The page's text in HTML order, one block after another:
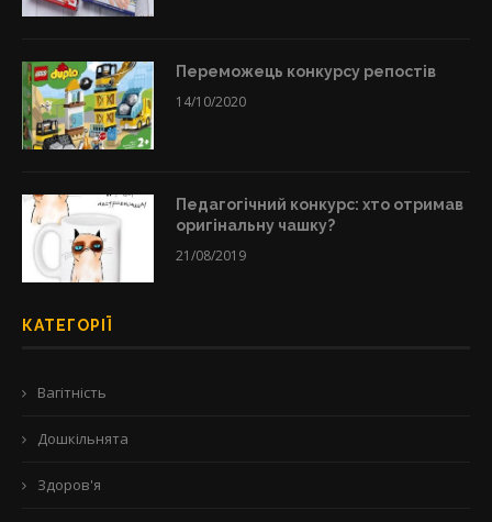
Переможець конкурсу репостів
14/10/2020
Педагогічний конкурс: хто отримав
оригінальну чашку?
21/08/2019
КАТЕГОРІЇ
Вагітність
Дошкільнята
Здоров'я